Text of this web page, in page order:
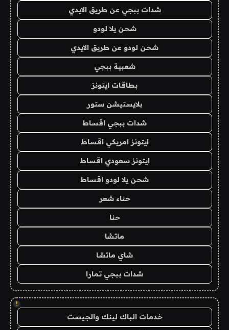
شدات ببجي عن طريق الايدي
شحن يلا لودو
شحن لودو عن طريق الايدي
شعبية ببجي
بطاقات ايتونز
بلايستيشن ستور
شدات ببجي اقساط
ايتونز امريكي اقساط
ايتونز سعودي اقساط
شحن يلا لودو اقساط
حناء شعر
حنا
ماتشا
شاي ماتشا
شدات ببجي تمارا
!
خدمات الباك لينك والجيست